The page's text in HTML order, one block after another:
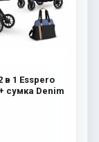
в 1 Esspero
сумка Denim